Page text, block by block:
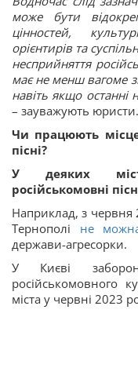
може бути
цінностей,
орієнтирів та
несприйняття
має не менш вагоме
навіть якщо
– зауважують юристи.
Чи працюють
пісні?
У деяких
російськомовні
Наприклад, з
Тернополі не
держави-агресорки.
У Києві
російськомовного
міста у червні 2023